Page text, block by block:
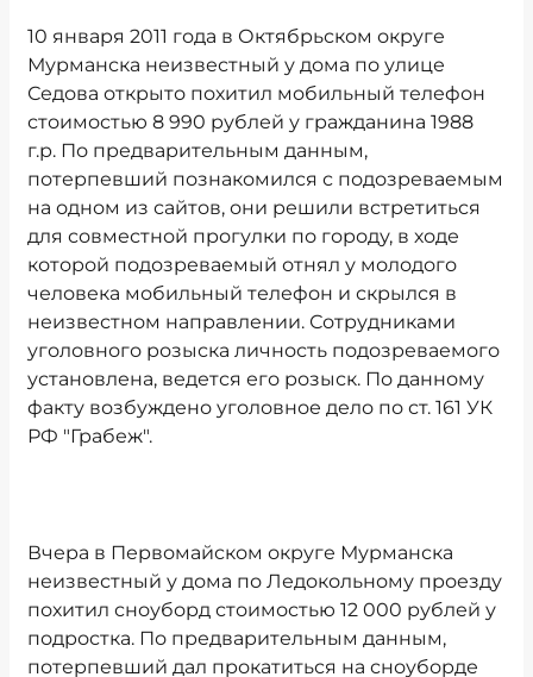
10 января 2011 года в Октябрьском округе
Мурманска неизвестный у дома по улице
Седова открыто похитил мобильный телефон
стоимостью 8 990 рублей у гражданина 1988
г.р. По предварительным данным,
потерпевший познакомился с подозреваемым
на одном из сайтов, они решили встретиться
для совместной прогулки по городу, в ходе
которой подозреваемый отнял у молодого
человека мобильный телефон и скрылся в
неизвестном направлении. Сотрудниками
уголовного розыска личность подозреваемого
установлена, ведется его розыск. По данному
факту возбуждено уголовное дело по ст. 161 УК
РФ "Грабеж".
Вчера в Первомайском округе Мурманска
неизвестный у дома по Ледокольному проезду
похитил сноуборд стоимостью 12 000 рублей у
подростка. По предварительным данным,
потерпевший дал прокатиться на сноуборде